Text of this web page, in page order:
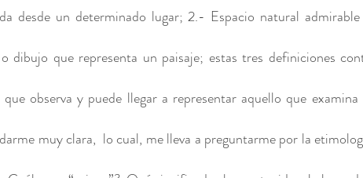
desde un determinado lugar; 2.- Espacio natural
que representa un paisaje; estas tres definiciones
observa y puede llegar a representar aquello que
muy clara,  lo cual, me lleva a preguntarme por la